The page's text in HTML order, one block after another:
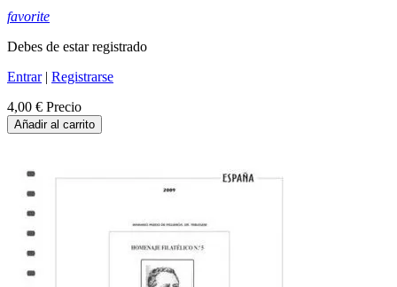
favorite
Debes de estar registrado
Entrar| Registrarse
4,00 € Precio
Añadir al carrito